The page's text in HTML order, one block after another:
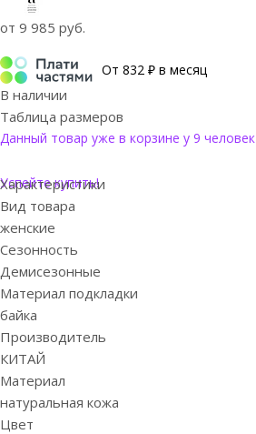
от 9 985 руб.
От 832 ₽ в месяц
В наличии
Таблица размеров
Данный товар уже в корзине у 9 человек
Успейте купить!
Характеристики
Вид товара
женские
Сезонность
Демисезонные
Материал подкладки
байка
Производитель
КИТАЙ
Материал
натуральная кожа
Цвет